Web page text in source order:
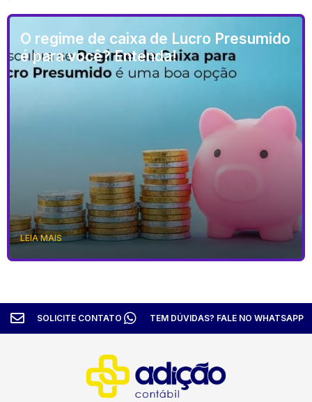
O regime de caixa de Lucro Presumido
é para você? Entenda!
LEIA MAIS
SOLICITE CONTATO TEM DÚVIDAS? FALE NO WHATSAPP